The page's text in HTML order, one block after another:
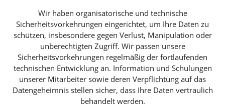
Wir haben organisatorische und technische
Sicherheitsvorkehrungen eingerichtet, um Ihre Daten zu
schützen, insbesondere gegen Verlust, Manipulation oder
unberechtigten Zugriff. Wir passen unsere
Sicherheitsvorkehrungen regelmäßig der fortlaufenden
technischen Entwicklung an. Information und Schulungen
unserer Mitarbeiter sowie deren Verpflichtung auf das
Datengeheimnis stellen sicher, dass Ihre Daten vertraulich
behandelt werden.